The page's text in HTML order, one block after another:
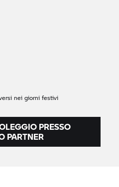
nei giorni festivi
PRESSO
PARTNER